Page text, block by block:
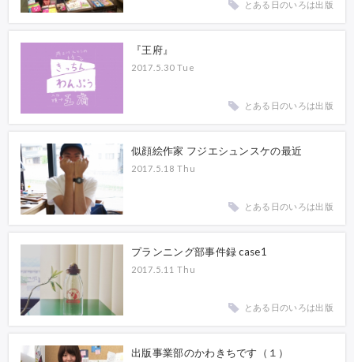
とある日のいろは出版
『王府』
2017.5.30 Tue
とある日のいろは出版
似顔絵作家 フジエシュンスケの最近
2017.5.18 Thu
とある日のいろは出版
プランニング部事件録 case1
2017.5.11 Thu
とある日のいろは出版
出版事業部のかわきちです（１）